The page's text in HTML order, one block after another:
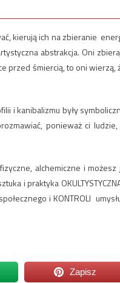
kierują ich na zbieranie
abstrakcja. Oni
przed śmiercią, to oni wierzą,
i kanibalizmu były
ponieważ ci ludzie,
alchemiczne i możesz
i praktyka
i KONTROLI
Zapisz